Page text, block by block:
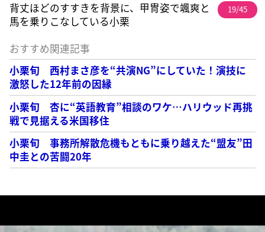
背丈ほどのすすきを背景に、甲冑姿で颯爽と
馬を乗りこなしている小栗
19/45
おすすめ関連記事
小栗旬 西村まさ彦を“共演NG”にしていた！演技に
激怒した12年前の因縁
小栗旬 杏に“英語教育”相談のワケ…ハリウッド再挑
戦で見据える米国移住
小栗旬 事務所解散危機もともに乗り越えた“盟友”田
中圭との苦闘20年